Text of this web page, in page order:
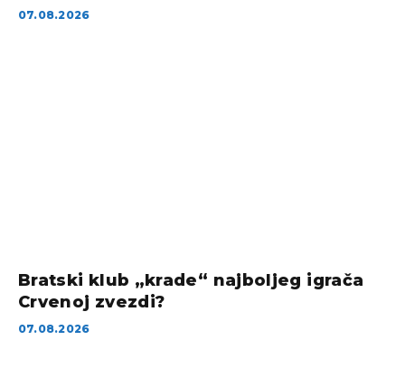
07.08.2026
Bratski klub „krade“ najboljeg igrača
Crvenoj zvezdi?
07.08.2026